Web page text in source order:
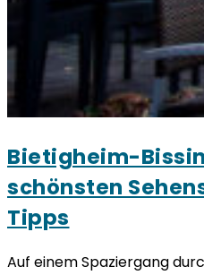
Bietigheim-
schönsten
Tipps
Auf einem Spaziergang